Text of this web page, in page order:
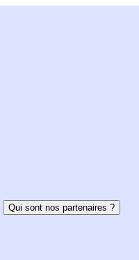
Qui sont nos partenaires ?